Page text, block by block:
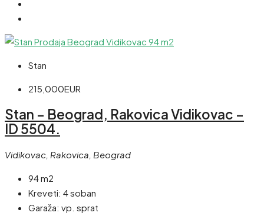
Stan
215,000EUR
Stan – Beograd, Rakovica Vidikovac –
ID 5504.
Vidikovac, Rakovica, Beograd
94 m2
Kreveti: 4 soban
Garaža: vp. sprat